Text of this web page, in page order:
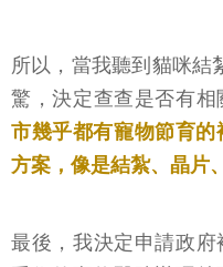
所以，當我聽到貓咪結
驚，決定查查是否有
市幾乎都有寵物節育的
方案，像是結紮、晶片
最後，我決定申請政府